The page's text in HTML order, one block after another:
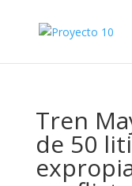
Tren
de 50